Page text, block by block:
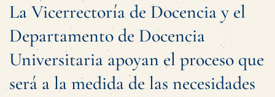
La Vicerrectoría de Docencia y el
Departamento de Docencia
Universitaria apoyan el proceso que
será a la medida de las necesidades